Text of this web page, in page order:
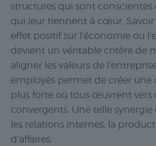
structures qui sont conscientes
qui leur tiennent à cœur. Savoir
effet positif sur l’économie ou
devient un véritable critère de
aligner les valeurs de
employés permet de créer une
plus forte où tous œuvrent vers
convergents. Une telle
les relations internes, la
d’affaires.